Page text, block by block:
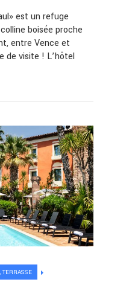
est un refuge
boisée proche
entre Vence et
de visite ! L’hôtel
TERRASSE